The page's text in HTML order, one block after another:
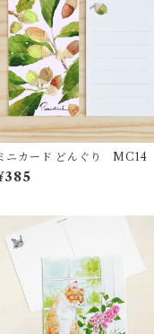
ニカード どんぐり MC14